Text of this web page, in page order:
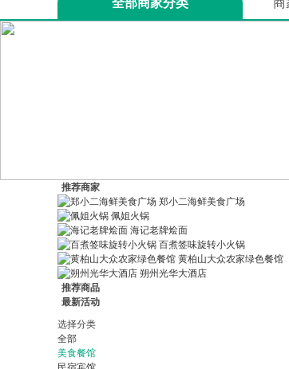
全部商家分类 商
推荐商家
郑小二海鲜美食广场
佩姐火锅
海记老牌烩面
百煮签味旋转小火锅
黄柏山大众农家绿色餐馆
朔州光华大酒店
推荐商品
最新活动
选择分类
全部
美食餐馆